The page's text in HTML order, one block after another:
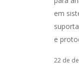
em
e
22 de